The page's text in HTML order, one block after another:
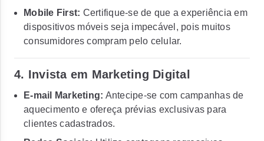
Mobile First: Certifique-se de que a experiência em
dispositivos móveis seja impecável, pois muitos
consumidores compram pelo celular.
4. Invista em Marketing Digital
E-mail Marketing: Antecipe-se com campanhas de
aquecimento e ofereça prévias exclusivas para
clientes cadastrados.